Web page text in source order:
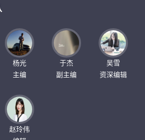
杨光
主编
于杰
副主编
吴雪
资深编辑
赵玲伟